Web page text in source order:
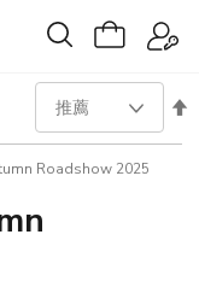
Roadshow 2025
設